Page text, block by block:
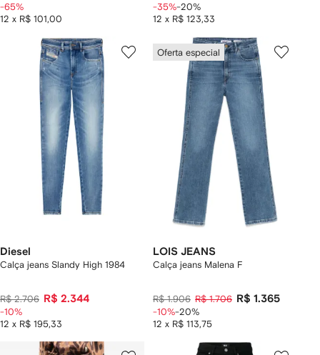
12 x R$ 101,00
-65%
12 x R$ 123,33
-35%-20%
Diesel
Calça jeans Slandy High 1984
R$ 2.706 R$ 2.344
12 x R$ 195,33
-10%
Oferta especial
LOIS JEANS
Calça jeans Malena F
R$ 1.906 R$ 1.706 R$ 1.365
12 x R$ 113,75
-10%-20%